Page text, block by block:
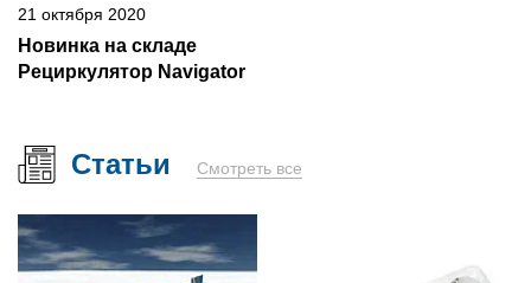
21 октября 2020
Новинка на складе
Рециркулятор Navigator
Статьи Смотреть все